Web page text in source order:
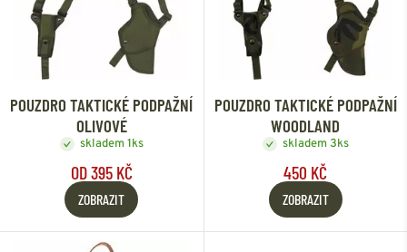
POUZDRO TAKTICKÉ PODPAŽNÍ
OLIVOVÉ
skladem 1ks
OD 395 KČ
ZOBRAZIT
POUZDRO TAKTICKÉ PODPAŽNÍ
WOODLAND
skladem 3ks
450 KČ
ZOBRAZIT